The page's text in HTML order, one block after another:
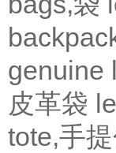
genuine
皮革袋
tote,手